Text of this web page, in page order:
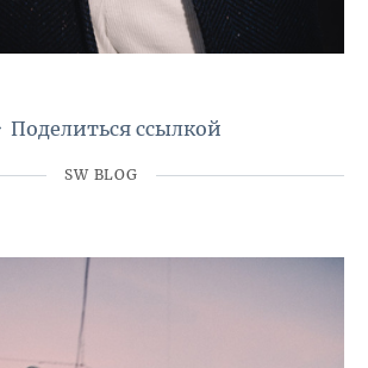
Поделиться ссылкой
SW BLOG